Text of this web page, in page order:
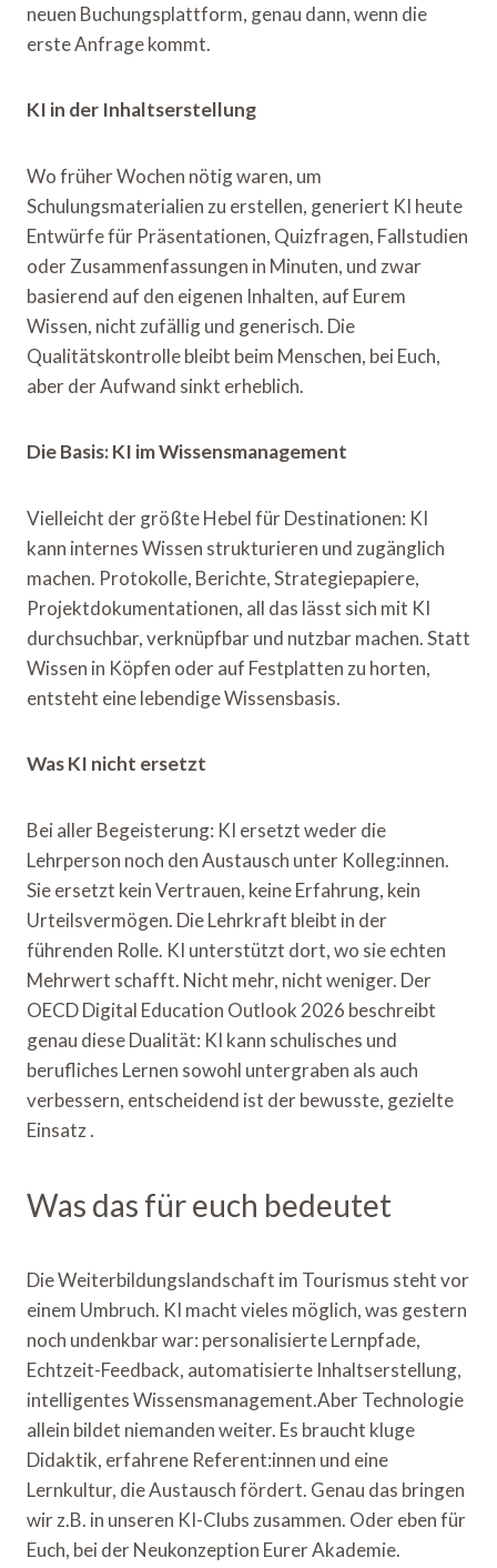
neuen Buchungsplattform, genau dann, wenn die
erste Anfrage kommt.
KI in der Inhaltserstellung
Wo früher Wochen nötig waren, um
Schulungsmaterialien zu erstellen, generiert KI heute
Entwürfe für Präsentationen, Quizfragen, Fallstudien
oder Zusammenfassungen in Minuten, und zwar
basierend auf den eigenen Inhalten, auf Eurem
Wissen, nicht zufällig und generisch. Die
Qualitätskontrolle bleibt beim Menschen, bei Euch,
aber der Aufwand sinkt erheblich.
Die Basis: KI im Wissensmanagement
Vielleicht der größte Hebel für Destinationen: KI
kann internes Wissen strukturieren und zugänglich
machen. Protokolle, Berichte, Strategiepapiere,
Projektdokumentationen, all das lässt sich mit KI
durchsuchbar, verknüpfbar und nutzbar machen. Statt
Wissen in Köpfen oder auf Festplatten zu horten,
entsteht eine lebendige Wissensbasis.
Was KI nicht ersetzt
Bei aller Begeisterung: KI ersetzt weder die
Lehrperson noch den Austausch unter Kolleg:innen.
Sie ersetzt kein Vertrauen, keine Erfahrung, kein
Urteilsvermögen. Die Lehrkraft bleibt in der
führenden Rolle. KI unterstützt dort, wo sie echten
Mehrwert schafft. Nicht mehr, nicht weniger. Der
OECD Digital Education Outlook 2026 beschreibt
genau diese Dualität: KI kann schulisches und
berufliches Lernen sowohl untergraben als auch
verbessern, entscheidend ist der bewusste, gezielte
Einsatz .
Was das für euch bedeutet
Die Weiterbildungslandschaft im Tourismus steht vor
einem Umbruch. KI macht vieles möglich, was gestern
noch undenkbar war: personalisierte Lernpfade,
Echtzeit-Feedback, automatisierte Inhaltserstellung,
intelligentes Wissensmanagement.Aber Technologie
allein bildet niemanden weiter. Es braucht kluge
Didaktik, erfahrene Referent:innen und eine
Lernkultur, die Austausch fördert. Genau das bringen
wir z.B. in unseren KI-Clubs zusammen. Oder eben für
Euch, bei der Neukonzeption Eurer Akademie.